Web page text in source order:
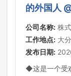
的外国人
公司名称: 株
工作地点: 大
发布日期:
◆这是一个受